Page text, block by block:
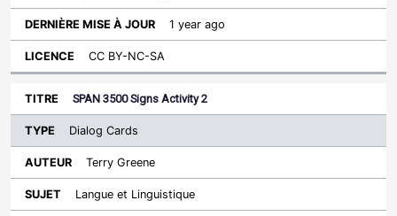
1 year ago
CC BY-NC-SA
SPAN 3500 Signs Activity 2
Dialog Cards
Terry Greene
Langue et Linguistique